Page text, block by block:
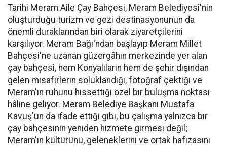
Tarihi Meram Aile Çay Bahçesi, Meram Belediyesi'nin
oluşturduğu turizm ve gezi destinasyonunun da
önemli duraklarından biri olarak ziyaretçilerini
karşılıyor. Meram Bağı'ndan başlayıp Meram Millet
Bahçesi'ne uzanan güzergâhın merkezinde yer alan
çay bahçesi, hem Konyalıların hem de şehir dışından
gelen misafirlerin soluklandığı, fotoğraf çektiği ve
Meram'ın ruhunu hissettiği özel bir buluşma noktası
hâline geliyor. Meram Belediye Başkanı Mustafa
Kavuş'un da ifade ettiği gibi, bu çalışma yalnızca bir
çay bahçesinin yeniden hizmete girmesi değil;
Meram'ın kültürünü, geleneklerini ve ortak hafızasını